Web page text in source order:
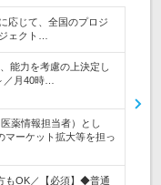
応じて、全国のプロジ
ェクト…
能力を考慮の上決定し
月40時…
薬情報担当者）とし
マーケット拡大等を担っ
もOK／【必須】◆普通